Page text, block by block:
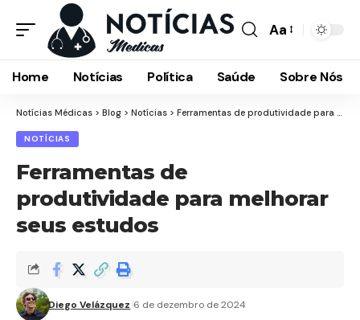
Font
Resizer
Aa
Home Notícias Política Saúde Sobre Nós
Notícias Médicas > Blog > Notícias > Ferramentas de produtividade para melhorar seus estudos
NOTÍCIAS
Ferramentas de
produtividade para melhorar
seus estudos
Diego Velázquez 6 de dezembro de 2024